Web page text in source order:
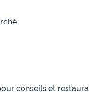
conseils et